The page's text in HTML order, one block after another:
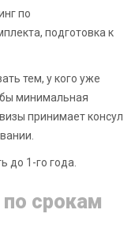
по
подготовка к
тем, у кого уже
бы минимальная
принимает консул
до 1-го года.
по срокам